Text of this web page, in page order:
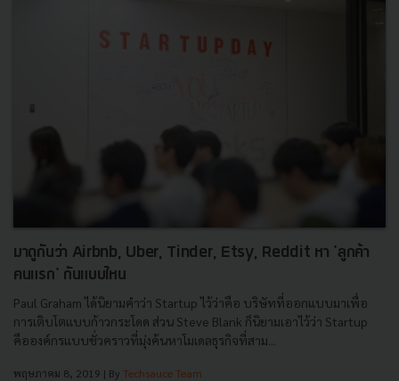
มาดูกันว่า Airbnb, Uber, Tinder, Etsy, Reddit หา 'ลูกค้า
คนแรก' กันแบบไหน
Paul Graham ได้นิยามคำว่า Startup ไว้ว่าคือ บริษัทที่ออกแบบมาเพื่อ
การเติบโตแบบก้าวกระโดด ส่วน Steve Blank ก็นิยามเอาไว้ว่า Startup
คือองค์กรแบบชั่วคราวที่มุ่งค้นหาโมเดลธุรกิจที่สาม...
พฤษภาคม 8, 2019 | By Techsauce Team